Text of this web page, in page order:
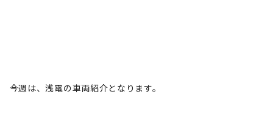
今週は、浅電の車両紹介となります。